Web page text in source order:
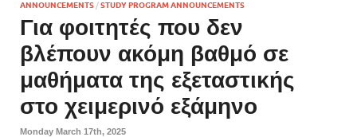
ANNOUNCEMENTS /STUDY PROGRAM ANNOUNCEMENTS
Για φοιτητές που δεν
βλέπουν ακόμη βαθμό σε
μαθήματα της εξεταστικής
στο χειμερινό εξάμηνο
Monday March 17th, 2025